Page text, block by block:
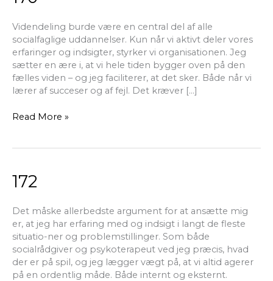
Videndeling burde være en central del af alle
socialfaglige uddannelser. Kun når vi aktivt deler vores
erfaringer og indsigter, styrker vi organisationen. Jeg
sætter en ære i, at vi hele tiden bygger oven på den
fælles viden – og jeg faciliterer, at det sker. Både når vi
lærer af succeser og af fejl. Det kræver […]
Read More »
172
Det måske allerbedste argument for at ansætte mig
er, at jeg har erfaring med og indsigt i langt de fleste
situatio-ner og problemstillinger. Som både
socialrådgiver og psykoterapeut ved jeg præcis, hvad
der er på spil, og jeg lægger vægt på, at vi altid agerer
på en ordentlig måde. Både internt og eksternt.
172